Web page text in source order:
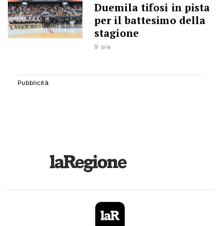
Duemila tifosi in pista
per il battesimo della
stagione
9 ore